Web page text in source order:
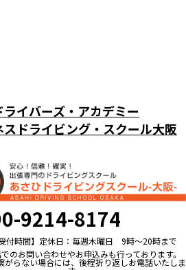
ライバーズ・アカデミー
スドライビング・スクール大阪
9214-8174
受付時間】定休日：毎週木曜日 9時〜20時まで
のお問い合わせやお申込みも行っております。
がらない場合には、後程折り返しお電話いたしま